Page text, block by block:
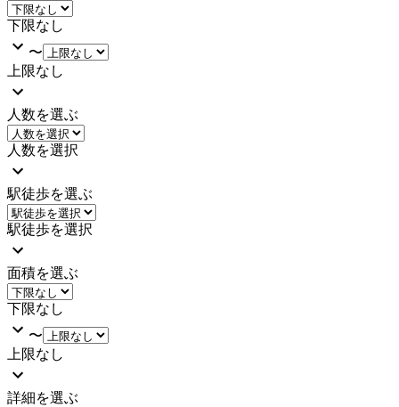
下限なし
〜
上限なし
人数を選ぶ
人数を選択
駅徒歩を選ぶ
駅徒歩を選択
面積を選ぶ
下限なし
〜
上限なし
詳細を選ぶ